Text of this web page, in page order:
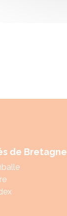
de Bretagne